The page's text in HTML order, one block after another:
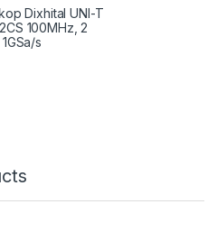
Dixhital UNI-T
100MHz, 2
s